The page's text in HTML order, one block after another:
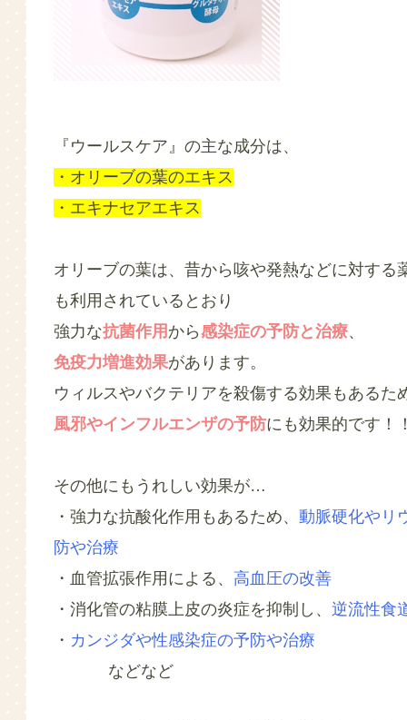
『ウールスケア』の主な成分は、
・オリーブの葉のエキス
・エキナセアエキス
オリーブの葉は、昔から咳や発熱などに対する
も利用されているとおり
強力な抗菌作用 から感染症の予防と治療、
免疫力増進効果があります。
ウィルスやバクテリアを殺傷する効果もあるた
風邪やインフルエンザの予防にも効果的です！
その他にもうれしい効果が…
・強力な抗酸化作用もあるため、 動脈硬化やリ
防や治療
・血管拡張作用による、 高血圧の改善
・消化管の粘膜上皮の炎症を抑制し、 逆流性食
・ カンジダや性感染症の予防や治療
などなど